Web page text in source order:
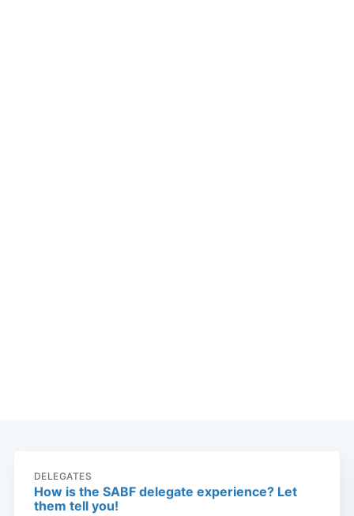
DELEGATES
How is the SABF delegate experience? Let
them tell you!